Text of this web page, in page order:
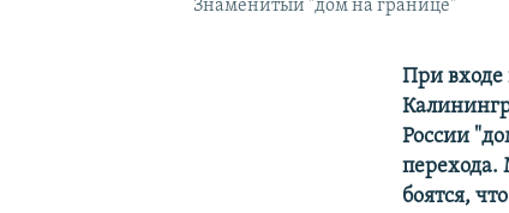
Знаменитый "дом на границе"
При входе
России
перехода.
боятся,